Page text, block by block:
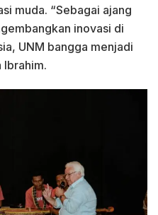
muda. “Sebagai ajang
inovasi di
UNM bangga menjadi
Ibrahim.